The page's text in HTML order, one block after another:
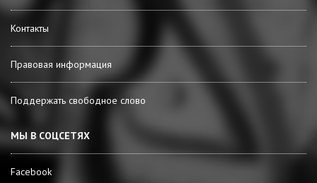
Контакты
Правовая информация
Поддержать свободное слово
МЫ В СОЦСЕТЯХ
Facebook